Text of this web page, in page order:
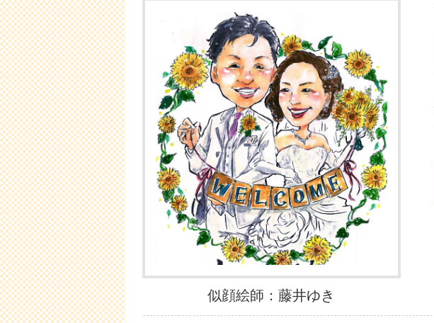
似顔絵師：藤井ゆき